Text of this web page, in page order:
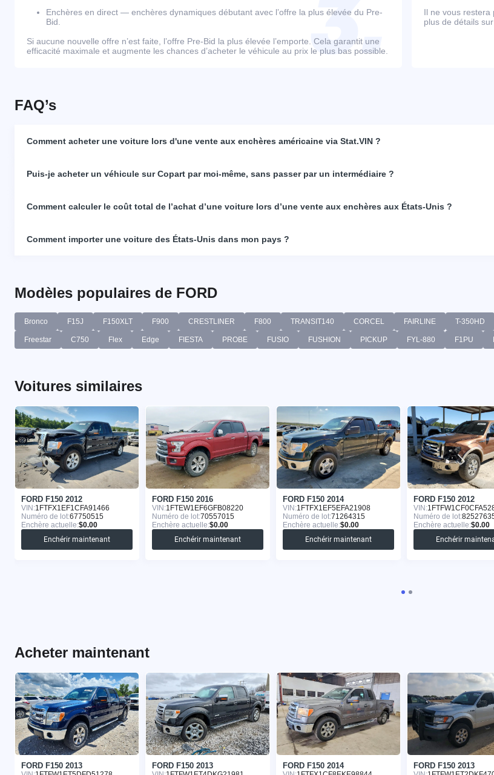
Enchères en direct — enchères dynamiques débutant avec l’offre la plus élevée du Pre-
Bid.
Si aucune nouvelle offre n’est faite, l’offre Pre-Bid la plus élevée l’emporte. Cela garantit une
efficacité maximale et augmente les chances d’acheter le véhicule au prix le plus bas possible.
Il ne vous restera
plus de détails
FAQ’s
Comment acheter une voiture lors d'une vente aux enchères américaine via Stat.VIN ?
Puis-je acheter un véhicule sur Copart par moi-même, sans passer par un intermédiaire ?
Comment calculer le coût total de l’achat d’une voiture lors d’une vente aux enchères aux États-Unis ?
Comment importer une voiture des États-Unis dans mon pays ?
Modèles populaires de FORD
Bronco F15J F150XLT F900 CRESTLINER F800 TRANSIT140 CORCEL FAIRLINE T-350HD
Freestar C750 Flex Edge FIESTA PROBE FUSIO FUSHION PICKUP FYL-880 F1PU
Voitures similaires
FORD F150 2012
VIN:1FTFX1EF1CFA91466
Numéro de lot:67750515
Enchère actuelle:$0.00
Enchérir maintenant
FORD F150 2016
VIN:1FTEW1EF6GFB08220
Numéro de lot:70557015
Enchère actuelle:$0.00
Enchérir maintenant
FORD F150 2014
VIN:1FTFX1EF5EFA21908
Numéro de lot:71264315
Enchère actuelle:$0.00
Enchérir maintenant
FORD F150 2012
VIN:
Numéro de lot:
Enchère actuelle:$0.00
Enchérir
Acheter maintenant
FORD F150 2013 FORD F150 2013 FORD F150 2014 FORD F150 2013